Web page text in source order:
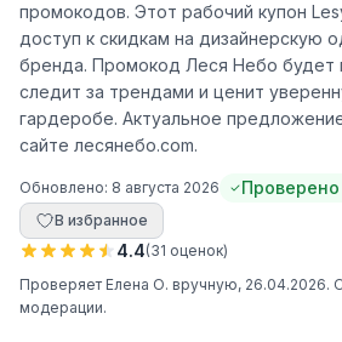
промокодов. Этот рабочий купон
доступ к скидкам на дизайнерскую
бренда. Промокод Леся Небо будет
следит за трендами и ценит
гардеробе. Актуальное
сайте лесянебо.com.
Обновлено: 8 августа 2026
В избранное
4.4(31 оценок)
Проверяет Елена О. вручную, 26.04.2026.
модерации.